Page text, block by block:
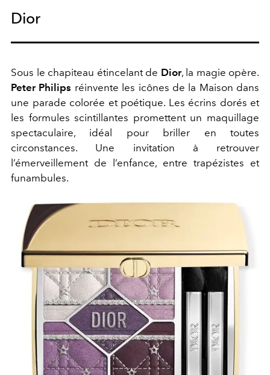
Dior
Sous le chapiteau étincelant de Dior, la magie opère.
Peter Philips réinvente les icônes de la Maison dans
une parade colorée et poétique. Les écrins dorés et
les formules scintillantes promettent un maquillage
spectaculaire, idéal pour briller en toutes
circonstances. Une invitation à retrouver
l’émerveillement de l’enfance, entre trapézistes et
funambules.